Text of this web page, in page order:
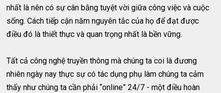
nhất là nên có sự cân bằng tuyệt vời giữa công việc và cuộc
sống. Cách tiếp cận năm nguyên tắc của họ để đạt được
điều đó là thiết thực và quan trọng nhất là bền vững.
Tất cả công nghệ truyền thông mà chúng ta coi là đương
nhiên ngày nay thực sự có tác dụng phụ làm chúng ta cảm
thấy như chúng ta cần phải “online” 24/7 - một điều hoàn